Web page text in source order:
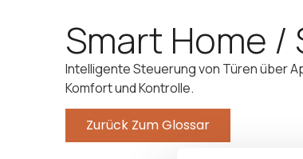
Smart Home
Intelligente Steuerung von Türen über
Komfort und Kontrolle.
Zurück Zum Glossar